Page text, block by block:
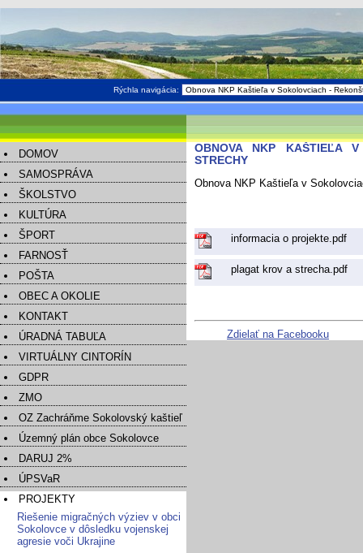
Rýchla navigácia:
DOMOV
SAMOSPRÁVA
ŠKOLSTVO
KULTÚRA
ŠPORT
FARNOSŤ
POŠTA
OBEC A OKOLIE
KONTAKT
ÚRADNÁ TABUĽA
VIRTUÁLNY CINTORÍN
GDPR
ZMO
OZ Zachráňme Sokolovský kaštieľ
Územný plán obce Sokolovce
DARUJ 2%
ÚPSVaR
PROJEKTY
Riešenie migračných výziev v obci
Sokolovce v dôsledku vojenskej
agresie voči Ukrajine
OBNOVA NKP KAŠTIEĽA
STRECHY
Obnova NKP Kaštieľa v
informacia o projekte.pdf
plagat krov a strecha.pdf
Zdielať na Facebooku